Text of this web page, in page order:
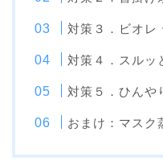
対策３．ビオレ
対策４．スルッ
対策５．ひんや
おまけ：マスク